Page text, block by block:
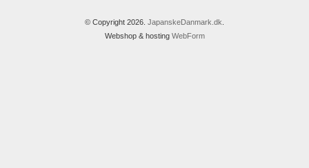
© Copyright 2026. JapanskeDanmark.dk
Webshop & hosting WebForm